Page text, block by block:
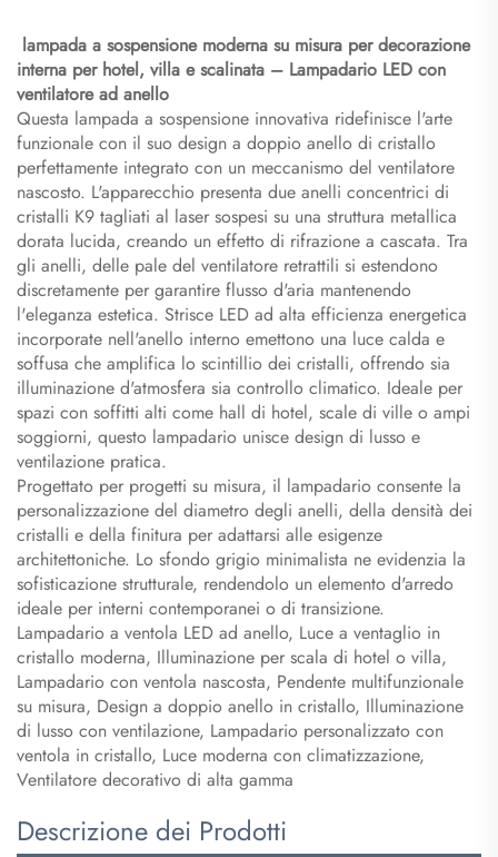
lampada a sospensione moderna su misura per decorazione
interna per hotel, villa e scalinata – Lampadario LED con
ventilatore ad anello
Questa lampada a sospensione innovativa ridefinisce l'arte
funzionale con il suo design a doppio anello di cristallo
perfettamente integrato con un meccanismo del ventilatore
nascosto. L'apparecchio presenta due anelli concentrici di
cristalli K9 tagliati al laser sospesi su una struttura metallica
dorata lucida, creando un effetto di rifrazione a cascata. Tra
gli anelli, delle pale del ventilatore retrattili si estendono
discretamente per garantire flusso d'aria mantenendo
l'eleganza estetica. Strisce LED ad alta efficienza energetica
incorporate nell'anello interno emettono una luce calda e
soffusa che amplifica lo scintillio dei cristalli, offrendo sia
illuminazione d'atmosfera sia controllo climatico. Ideale per
spazi con soffitti alti come hall di hotel, scale di ville o ampi
soggiorni, questo lampadario unisce design di lusso e
ventilazione pratica.
Progettato per progetti su misura, il lampadario consente la
personalizzazione del diametro degli anelli, della densità dei
cristalli e della finitura per adattarsi alle esigenze
architettoniche. Lo sfondo grigio minimalista ne evidenzia la
sofisticazione strutturale, rendendolo un elemento d'arredo
ideale per interni contemporanei o di transizione.
Lampadario a ventola LED ad anello, Luce a ventaglio in
cristallo moderna, Illuminazione per scala di hotel o villa,
Lampadario con ventola nascosta, Pendente multifunzionale
su misura, Design a doppio anello in cristallo, Illuminazione
di lusso con ventilazione, Lampadario personalizzato con
ventola in cristallo, Luce moderna con climatizzazione,
Ventilatore decorativo di alta gamma
Descrizione dei Prodotti